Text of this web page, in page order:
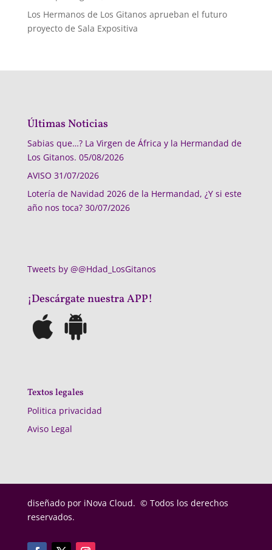
Los Hermanos de Los Gitanos aprueban el futuro
proyecto de Sala Expositiva
Últimas Noticias
Sabias que…? La Virgen de África y la Hermandad de
Los Gitanos. 05/08/2026
AVISO 31/07/2026
Lotería de Navidad 2026 de la Hermandad, ¿Y si este
año nos toca? 30/07/2026
Tweets by @@Hdad_LosGitanos
¡Descárgate nuestra APP!
Textos legales
Politica privacidad
Aviso Legal
diseñado por iNova Cloud. © Todos los derechos
reservados.